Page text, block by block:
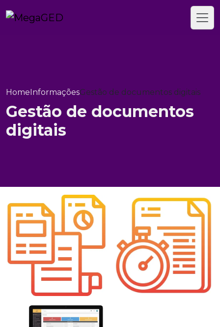
HomeInformaçõesGestão de documentos digitais
Gestão de documentos
digitais